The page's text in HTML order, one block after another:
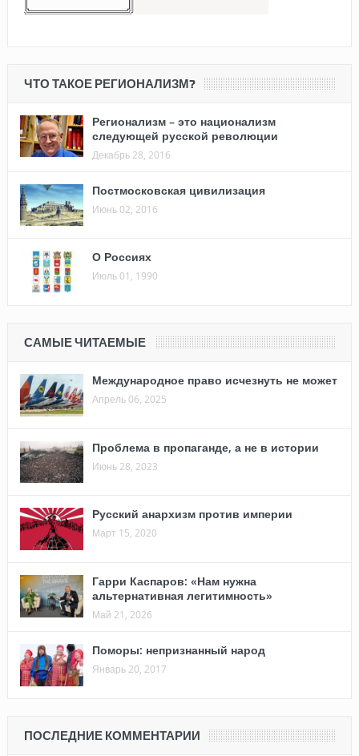
ЧТО ТАКОЕ РЕГИОНАЛИЗМ?
Регионализм – это национализм
следующей русской революции
Декабрь 28, 2016
Постмосковская цивилизация
Июнь 02, 2016
О Россиях
Июль 01, 1990
САМЫЕ ЧИТАЕМЫЕ
Международное право исчезнуть не может
Апрель 06, 2025
Проблема в пропаганде, а не в истории
Июнь 28, 2023
Русский анархизм против империи
Март 15, 2020
Гарри Каспаров: «Нам нужна
альтернативная легитимность»
Май 21, 2026
Поморы: непризнанный народ
Январь 20, 2017
ПОСЛЕДНИЕ КОММЕНТАРИИ